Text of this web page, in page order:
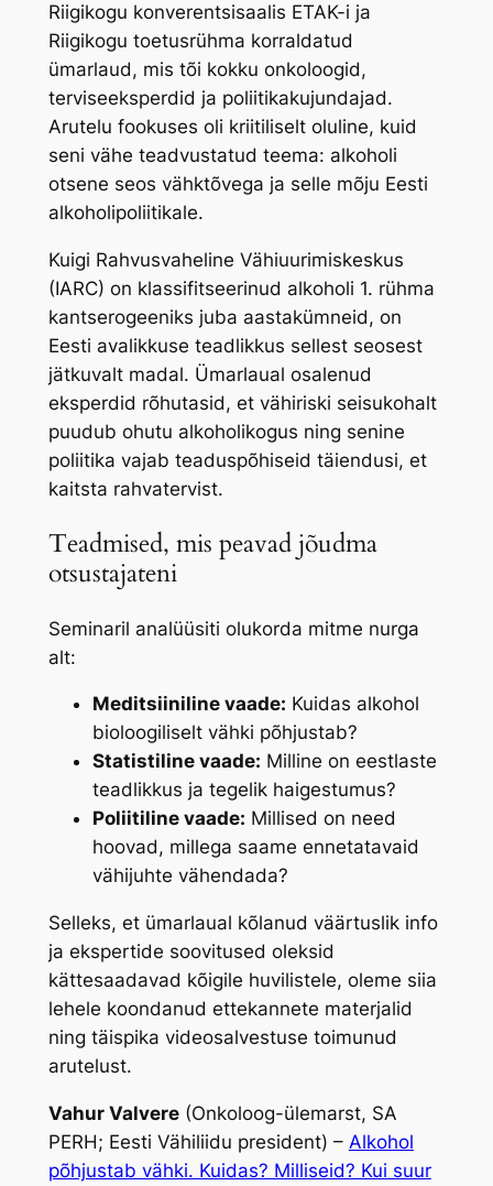
Riigikogu konverentsisaalis ETAK-i ja
Riigikogu toetusrühma korraldatud
ümarlaud, mis tõi kokku onkoloogid,
terviseeksperdid ja poliitikakujundajad.
Arutelu fookuses oli kriitiliselt oluline, kuid
seni vähe teadvustatud teema: alkoholi
otsene seos vähktõvega ja selle mõju Eesti
alkoholipoliitikale.
Kuigi Rahvusvaheline Vähiuurimiskeskus
(IARC) on klassifitseerinud alkoholi 1. rühma
kantserogeeniks juba aastakümneid, on
Eesti avalikkuse teadlikkus sellest seosest
jätkuvalt madal. Ümarlaual osalenud
eksperdid rõhutasid, et vähiriski seisukohalt
puudub ohutu alkoholikogus ning senine
poliitika vajab teaduspõhiseid täiendusi, et
kaitsta rahvatervist.
Teadmised, mis peavad jõudma
otsustajateni
Seminaril analüüsiti olukorda mitme nurga
alt:
Meditsiiniline vaade: Kuidas alkohol
bioloogiliselt vähki põhjustab?
Statistiline vaade: Milline on eestlaste
teadlikkus ja tegelik haigestumus?
Poliitiline vaade: Millised on need
hoovad, millega saame ennetatavaid
vähijuhte vähendada?
Selleks, et ümarlaual kõlanud väärtuslik info
ja ekspertide soovitused oleksid
kättesaadavad kõigile huvilistele, oleme siia
lehele koondanud ettekannete materjalid
ning täispika videosalvestuse toimunud
arutelust.
Vahur Valvere(Onkoloog-ülemarst, SA
PERH; Eesti Vähiliidu president) – Alkohol
põhjustab vähki. Kuidas? Milliseid? Kui suur